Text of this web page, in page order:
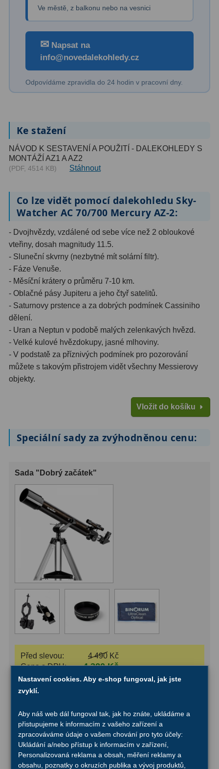
Pokročilé5
Profesionální9
Teploměry a vlhkoměry15
Ostatní 179
Literatura 11
Lupy
Dárkové poukazy
Kufry a tašky 64
Ostatní6
Bazar11
Dalekohledy8
Okuláry
Ostatní
Ve městě, z balkonu nebo na vesnici
✉ Napsat na
info@novedalekohledy.cz
Odpovídáme zpravidla do 24 hodin v pracovní dny.
Ke stažení
NÁVOD K SESTAVENÍ A POUŽITÍ - DALEKOHLEDY S
MONTÁŽÍ AZ1 A AZ2
(PDF, 4514 KB) Stáhnout
Co lze vidět pomocí dalekohledu Sky-
Watcher AC 70/700 Mercury AZ-2:
- Dvojhvězdy, vzdálené od sebe více než 2 obloukové
vteřiny, dosah magnitudy 11.5.
- Sluneční skvrny (nezbytné mít solární filtr).
- Fáze Venuše.
- Měsíční krátery o průměru 7-10 km.
- Oblačné pásy Jupiteru a jeho čtyř satelitů.
- Saturnovy prstence a za dobrých podmínek Cassiniho
dělení.
- Uran a Neptun v podobě malých zelenkavých hvězd.
- Velké kulové hvězdokupy, jasné mlhoviny.
- V podstatě za příznivých podmínek pro pozorování
můžete s takovým přistrojem vidět všechny Messierovy
objekty.
Vložit do košíku
Speciální sady za zvýhodněnou cenu:
Sada "Dobrý začátek"
Před slevou:
4 490 Kč
Cena s DPH:
4 320 Kč
Skladem v e-shopu: >5 ks
Hvězdářský dalekohled Sky-Watcher
AC 70/700 Mercury AZ-2
3 375 Kč
3 205 Kč
+Adaptér na chytré telefony Binorum
540 Kč
Nastavení cookies. Aby e-shop fungoval, jak jste
zvyklí.
Aby náš web dál fungoval tak, jak ho znáte, ukládáme a
přistupujeme k informacím z vašeho zařízení a
zpracováváme údaje o vašem chování pro tyto účely:
Ukládání a/nebo přístup k informacím v zařízení,
Personalizovaná reklama a obsah, měření reklamy a
obsahu, poznatky o okruzích publika a vývoj produktů,